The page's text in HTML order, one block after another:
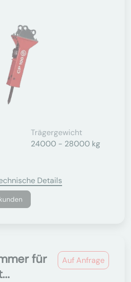
Trägergewicht
24000 - 28000 kg
Details
Auf Anfrage
für